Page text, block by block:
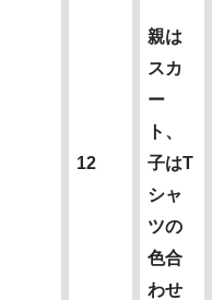
12
親は
スカ
ー
ト、
子はT
シャ
ツの
色合
わせ